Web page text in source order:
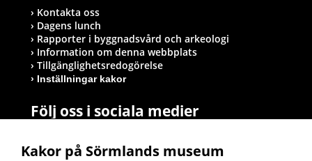
Kontakta oss
Dagens lunch
Rapporter i byggnadsvård och arkeologi
Information om denna webbplats
Tillgänglighetsredogörelse
Inställningar kakor
Följ oss i sociala medier
Kakor på Sörmlands museum